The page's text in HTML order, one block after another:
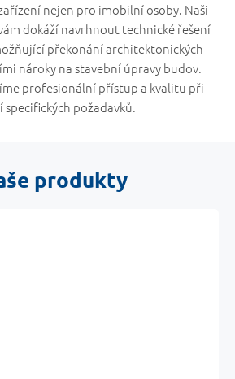
nejen pro imobilní osoby. Naši
dokáží navrhnout technické řešení
překonání architektonických
nároky na stavební úpravy budov.
profesionální přístup a kvalitu při
specifických požadavků.
produkty